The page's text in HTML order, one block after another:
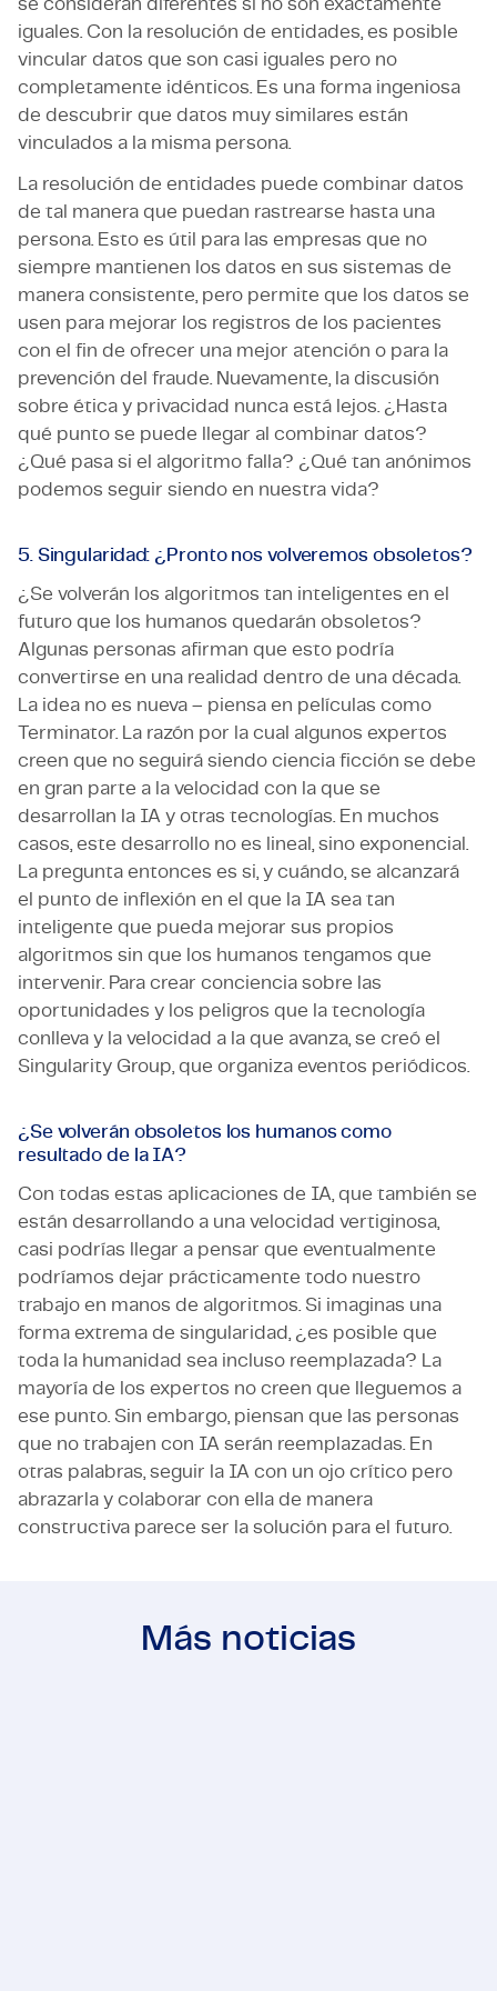
iguales. Con la resolución de entidades, es posible
vincular datos que son casi iguales pero no
completamente idénticos. Es una forma ingeniosa
de descubrir que datos muy similares están
vinculados a la misma persona.
La resolución de entidades puede combinar datos
de tal manera que puedan rastrearse hasta una
persona. Esto es útil para las empresas que no
siempre mantienen los datos en sus sistemas de
manera consistente, pero permite que los datos se
usen para mejorar los registros de los pacientes
con el fin de ofrecer una mejor atención o para la
prevención del fraude. Nuevamente, la discusión
sobre ética y privacidad nunca está lejos. ¿Hasta
qué punto se puede llegar al combinar datos?
¿Qué pasa si el algoritmo falla? ¿Qué tan anónimos
podemos seguir siendo en nuestra vida?
5. Singularidad: ¿Pronto nos volveremos obsoletos?
¿Se volverán los algoritmos tan inteligentes en el
futuro que los humanos quedarán obsoletos?
Algunas personas afirman que esto podría
convertirse en una realidad dentro de una década.
La idea no es nueva – piensa en películas como
Terminator. La razón por la cual algunos expertos
creen que no seguirá siendo ciencia ficción se debe
en gran parte a la velocidad con la que se
desarrollan la IA y otras tecnologías. En muchos
casos, este desarrollo no es lineal, sino exponencial.
La pregunta entonces es si, y cuándo, se alcanzará
el punto de inflexión en el que la IA sea tan
inteligente que pueda mejorar sus propios
algoritmos sin que los humanos tengamos que
intervenir. Para crear conciencia sobre las
oportunidades y los peligros que la tecnología
conlleva y la velocidad a la que avanza, se creó el
Singularity Group, que organiza eventos periódicos.
¿Se volverán obsoletos los humanos como
resultado de la IA?
Con todas estas aplicaciones de IA, que también se
están desarrollando a una velocidad vertiginosa,
casi podrías llegar a pensar que eventualmente
podríamos dejar prácticamente todo nuestro
trabajo en manos de algoritmos. Si imaginas una
forma extrema de singularidad, ¿es posible que
toda la humanidad sea incluso reemplazada? La
mayoría de los expertos no creen que lleguemos a
ese punto. Sin embargo, piensan que las personas
que no trabajen con IA serán reemplazadas. En
otras palabras, seguir la IA con un ojo crítico pero
abrazarla y colaborar con ella de manera
constructiva parece ser la solución para el futuro.
Más noticias